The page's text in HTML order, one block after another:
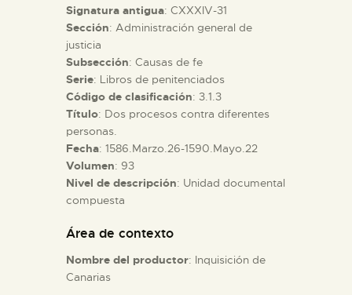
PREPARAR LA VISITA
ACTIVIDADES
█
EL MUSEO
DIDÁCTICA
Signatura antigua: CXXXIV-31
Sección: Administración general de
justicia
Subsección: Causas de fe
Serie: Libros de penitenciados
Código de clasificación: 3.1.3
Título: Dos procesos contra diferentes
personas.
Fecha: 1586.Marzo.26-1590.Mayo.22
Volumen: 93
Nivel de descripción: Unidad documental
compuesta
Área de contexto
Nombre del productor: Inquisición de
Canarias